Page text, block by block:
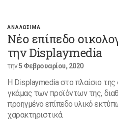
ΑΝΑΛΩΣΙΜΑ
Νέο επίπεδο
την Displaymedia
την5 Φεβρουαρίου, 2020
H Displaymedia στο πλαίσιο της
γκάμας των προϊόντων της,
προηγμένο επίπεδο υλικό
χαρακτηριστικά.